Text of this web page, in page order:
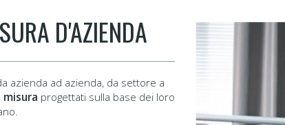
D'AZIENDA
azienda ad azienda, da settore a
progettati sulla base dei loro